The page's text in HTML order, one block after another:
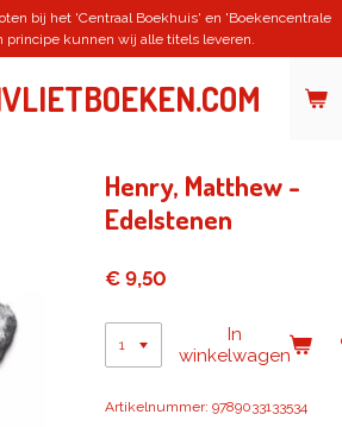
bij het 'Centraal Boekhuis' en 'Boekencentrale
principe kunnen wij alle titels leveren.
Henry, Matthew -
Edelstenen
€ 9,50
In
winkelwagen
Artikelnummer: 9789033133534